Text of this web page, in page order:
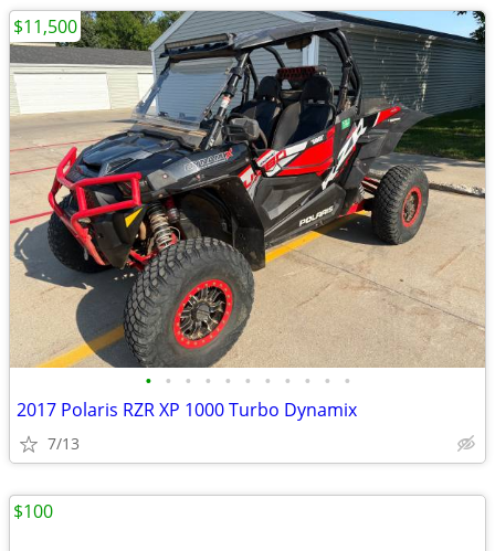
• • • • • • • • • • •
2017 Polaris RZR XP 1000 Turbo Dynamix
7/13
$11,500
$100